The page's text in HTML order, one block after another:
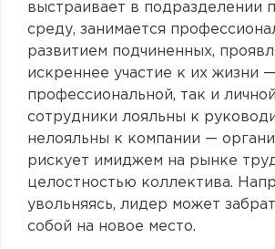
выстраивает в подразделении
среду, занимается
развитием подчиненных,
искреннее участие к их жизни
профессиональной, так и
сотрудники лояльны к
нелояльны к компании —
рискует имиджем на рынке
целостностью коллектива.
увольняясь, лидер может
собой на новое место.